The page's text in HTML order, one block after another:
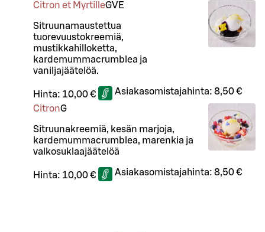
Citron et MyrtilleGVE
Sitruunamaustettua
tuorevuustokreemiä,
mustikkahilloketta,
kardemummacrumblea ja
vaniljajäätelöä.
Hinta: 10,00 € Asiakasomistajahinta: 8,50 €
CitronG
Sitruunakreemiä, kesän marjoja,
kardemummacrumblea, marenkia ja
valkosuklaajäätelöä
Hinta: 10,00 € Asiakasomistajahinta: 8,50 €